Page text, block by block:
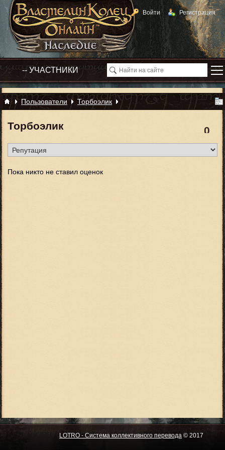
Войти Регистрация
Пользователи Торбоэлик
0
Торбоэлик
Пока никто не ставил оценок
LOTRO - Система коллективного перевода © 2017